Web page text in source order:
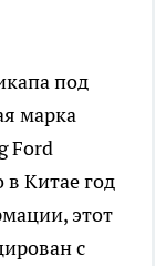
под
марка
Ford
в Китае год
этот
с